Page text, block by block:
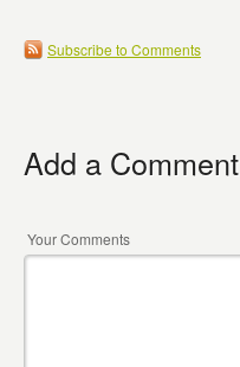
Subscribe to Comments
Add a Comment
Your Comments